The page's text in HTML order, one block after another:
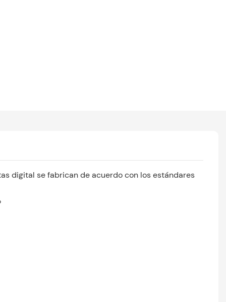
digital se fabrican de acuerdo con los estándares